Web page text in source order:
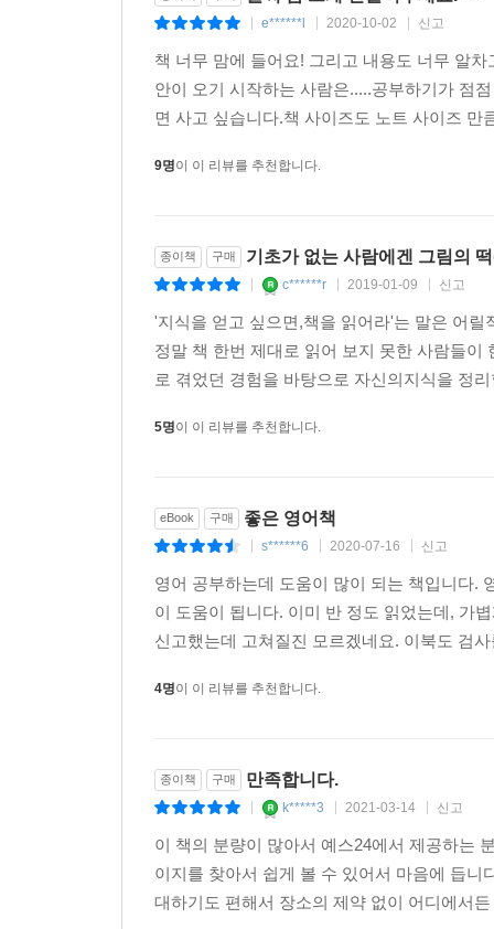
23 HOLD
24 SET
25 CHECK
26 CUT
28 WORK
07 GO
08 COME
09 RUN
10 GIVE
11 BRING
13 TURN
16 BEAT
17 BREAK
UNIT 04 감각 · 인지 동사
29 FIND
30 TELL
33 LISTEN
34 HEAR
36 TOUCH
e******l 2020-10-02 신고
책 너무 맘에 들어요! 그리고 내용도 너무 알
안이 오기 시작하는 사람은.....공부하기가 점
면 사고 싶습니다.책 사이즈도 노트 사이즈
9명이 이 리뷰를 추천합니다.
종이책 구매 기초가 없는 사람에겐 그림의
c******r 2019-01-09 신고
'지식을 얻고 싶으면,책을 읽어라'는 말은 어
정말 책 한번 제대로 읽어 보지 못한 사람들
로 겪었던 경험을 바탕으로 자신의지식을 정
5명이 이 리뷰를 추천합니다.
eBook 구매 좋은 영어책
s******6 2020-07-16 신고
영어 공부하는데 도움이 많이 되는 책입니다.
이 도움이 됩니다. 이미 반 정도 읽었는데, 가
신고했는데 고쳐질진 모르겠네요. 이북도 검
4명이 이 리뷰를 추천합니다.
종이책 구매 만족합니다.
k*****3 2021-03-14 신고
이 책의 분량이 많아서 예스24에서 제공하는
이지를 찾아서 쉽게 볼 수 있어서 마음에 듭
대하기도 편해서 장소의 제약 없이 어디에서